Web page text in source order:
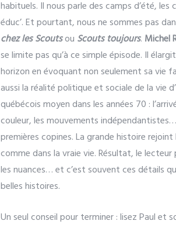
habituels. Il nous parle des camps d’été, les
éduc’. Et pourtant, nous ne sommes pas
chez les Scoutsou Scouts toujours. Michel
se limite pas qu’à ce simple épisode. Il
horizon en évoquant non seulement sa vie
aussi la réalité politique et sociale de la vie
québécois moyen dans les années 70 :
couleur, les mouvements
premières copines. La grande histoire
comme dans la vraie vie. Résultat, le
les nuances… et c’est souvent ces détails
belles histoires.
Un seul conseil pour terminer : lisez Paul et